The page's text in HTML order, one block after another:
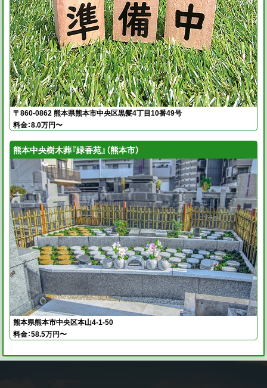
〒860-0862 熊本県熊本市中央区黒髪4丁目10番49号
料金：8.0万円〜
熊本中央樹木葬『緑香苑』（熊本市）
熊本県熊本市中央区本山4-1-50
料金：58.5万円〜